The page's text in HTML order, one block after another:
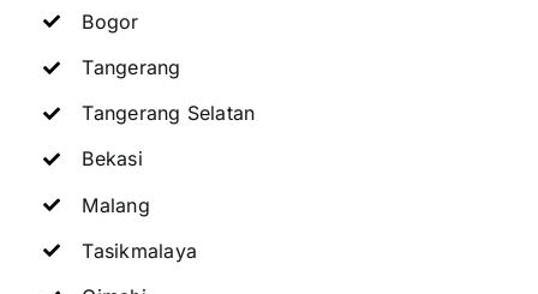
Bogor
Tangerang
Tangerang Selatan
Bekasi
Malang
Tasikmalaya